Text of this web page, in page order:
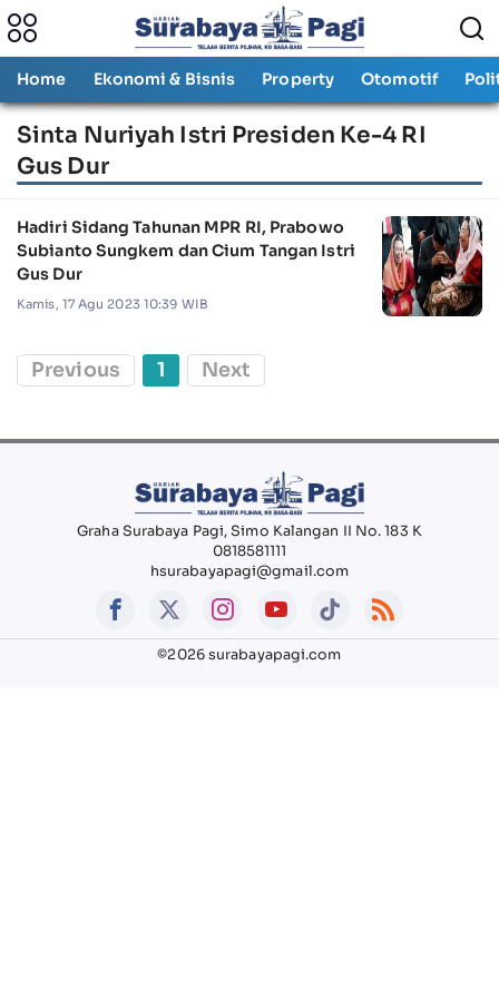
Home Ekonomi & Bisnis Property Otomotif
Sinta Nuriyah Istri Presiden Ke-4 RI
Gus Dur
Hadiri Sidang Tahunan MPR RI, Prabowo
Subianto Sungkem dan Cium Tangan Istri
Gus Dur
Kamis, 17 Agu 2023 10:39 WIB
Previous 1 Next
Graha Surabaya Pagi, Simo Kalangan II No. 183 K
0818581111
hsurabayapagi@gmail.com
©2026 surabayapagi.com